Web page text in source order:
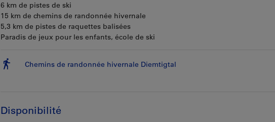
6 km de pistes de ski
15 km de chemins de randonnée hivernale
5,3 km de pistes de raquettes balisées
Paradis de jeux pour les enfants, école de ski
Chemins de randonnée hivernale Diemtigtal
Disponibilité